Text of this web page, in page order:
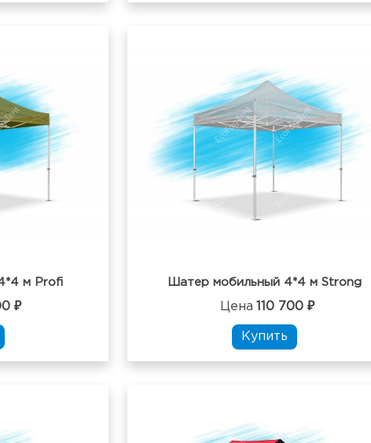
м Profi
₽
Шатер мобильный 4*4 м Strong
Цена 110 700 ₽
Купить